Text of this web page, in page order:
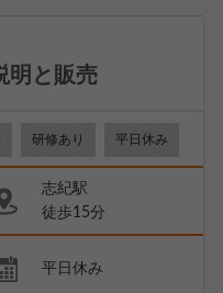
明と販売
研修あり 平日休み
志紀駅
徒歩15分
平日休み